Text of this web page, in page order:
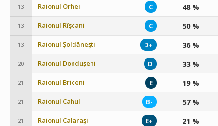
13 Raionul Orhei C 48 %
13 Raionul Rîşcani C 50 %
13 Raionul Şoldăneşti D+ 36 %
20 Raionul Dondușeni D 33 %
21 Raionul Briceni E 19 %
21 Raionul Cahul B- 57 %
21 Raionul Calaraşi E+ 21 %